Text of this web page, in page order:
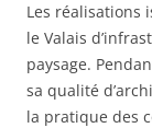
Les réalisations
le Valais
paysage.
sa qualité
la pratique des